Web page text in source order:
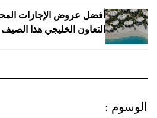
أفضل عروض الإجازات
التعاون الخليجي هذا الصيف
الوسوم :